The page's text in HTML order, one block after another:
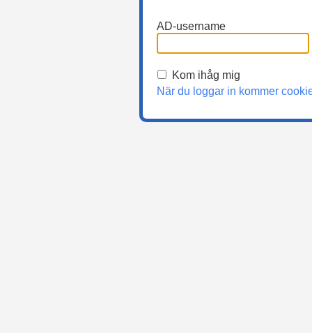
AD-username
Kom ihåg mig
När du loggar in kommer